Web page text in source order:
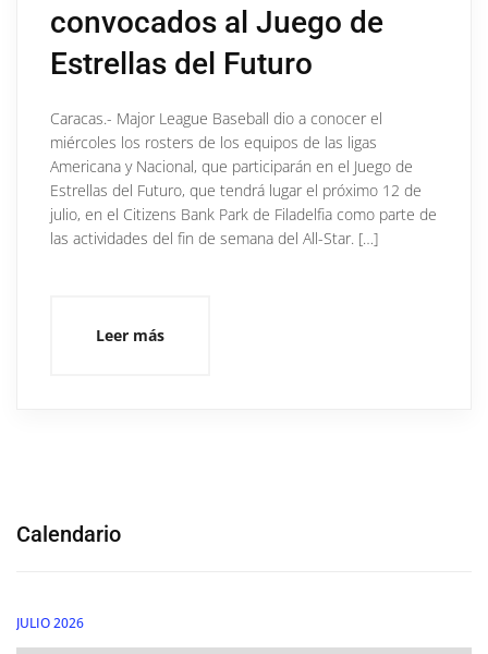
convocados al Juego de
Estrellas del Futuro
Caracas.- Major League Baseball dio a conocer el
miércoles los rosters de los equipos de las ligas
Americana y Nacional, que participarán en el Juego de
Estrellas del Futuro, que tendrá lugar el próximo 12 de
julio, en el Citizens Bank Park de Filadelfia como parte de
las actividades del fin de semana del All-Star. […]
Leer más
Calendario
JULIO 2026